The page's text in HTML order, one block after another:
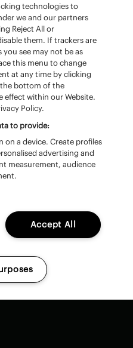
deze app heb je
handbereik.
nieuws, een
maken én je
je nu je weekend tot
juist spontaan wilt
app is jouw ultieme
de app en beleef
technologies to
we and our partners
Reject All or
them. If trackers are
see may not be as
this menu to change
at any time by clicking
bottom of the
effect within our Website.
Policy.
to provide:
on a device. Create profiles
advertising and
measurement, audience
Accept All